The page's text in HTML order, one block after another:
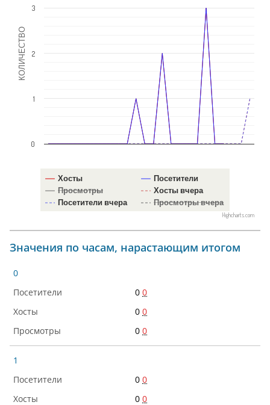
КОЛИЧЕСТВО
Хосты
Посетители
Просмотры
Хосты вчера
Посетители вчера
Просмотры вчера
0
1
2
3
Highcharts.com
Значения по часам, нарастающим итогом
0
0 0
0 0
0 0
1
0 0
0 0